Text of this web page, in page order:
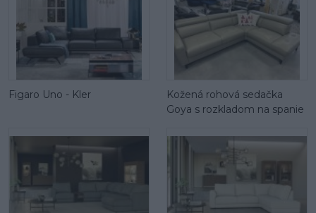
Figaro Uno - Kler
Kožená rohová sedačka
Goya s rozkladom na spanie